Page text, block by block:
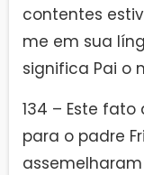
contentes
me em sua
significa Pai o
134 – Este
para o padre